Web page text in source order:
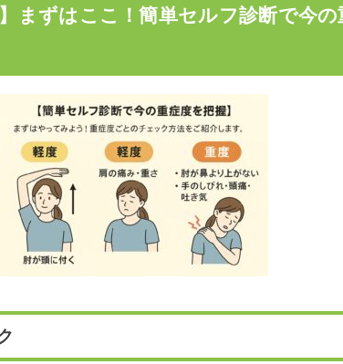
まずはここ！簡単セルフ診断で今